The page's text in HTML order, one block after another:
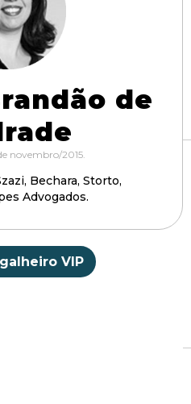
de
novembro/2015.
Bechara, Storto,
Advogados.
VIP